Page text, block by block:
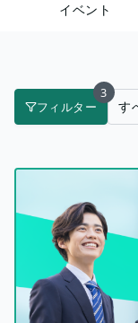
イベント
フィルター
3
す